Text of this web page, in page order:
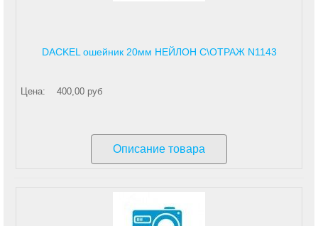
DACKEL ошейник 20мм НЕЙЛОН С\ОТРАЖ N1143
Цена: 400,00 руб
Описание товара